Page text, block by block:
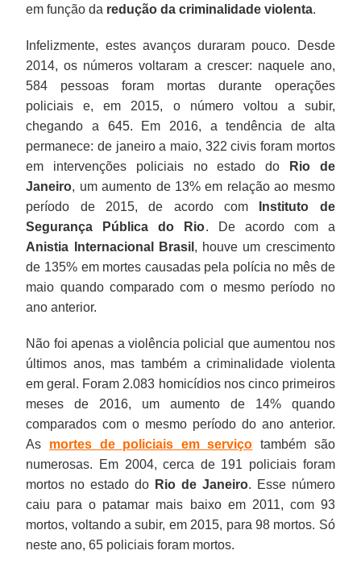
em função da redução da criminalidade violenta.
Infelizmente, estes avanços duraram pouco. Desde
2014, os números voltaram a crescer: naquele ano,
584 pessoas foram mortas durante operações
policiais e, em 2015, o número voltou a subir,
chegando a 645. Em 2016, a tendência de alta
permanece: de janeiro a maio, 322 civis foram mortos
em intervenções policiais no estado do
Rio de
Janeiro, um aumento de 13% em relação ao mesmo
período de 2015, de acordo com
Instituto de
Segurança Pública do Rio. De acordo com a
Anistia Internacional Brasil , houve um crescimento
de 135% em mortes causadas pela polícia no mês de
maio quando comparado com o mesmo período no
ano anterior.
Não foi apenas a violência policial que aumentou nos
últimos anos, mas também a criminalidade violenta
em geral. Foram 2.083 homicídios nos cinco primeiros
meses de 2016, um aumento de 14% quando
comparados com o mesmo período do ano anterior.
As mortes de policiais em serviço também são
numerosas. Em 2004, cerca de 191 policiais foram
mortos no estado do Rio de Janeiro. Esse número
caiu para o patamar mais baixo em 2011, com 93
mortos, voltando a subir, em 2015, para 98 mortos. Só
neste ano, 65 policiais foram mortos.